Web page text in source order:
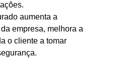
aumenta a
empresa, melhora a
o cliente a tomar